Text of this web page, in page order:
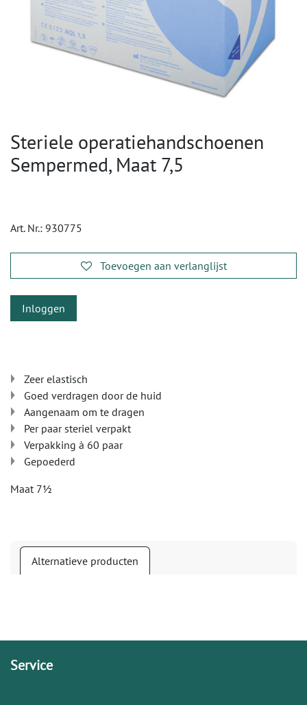
Steriele operatiehandschoenen
Sempermed, Maat 7,5
Art. Nr.: 930775
Toevoegen aan verlanglijst
Inloggen
Zeer elastisch
Goed verdragen door de huid
Aangenaam om te dragen
Per paar steriel verpakt
Verpakking à 60 paar
Gepoederd
Maat 7½
Alternatieve producten
Service